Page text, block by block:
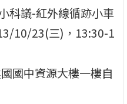
科議-紅外線循跡小車
10/23(三)，13:30-1
國中資源大樓一樓自